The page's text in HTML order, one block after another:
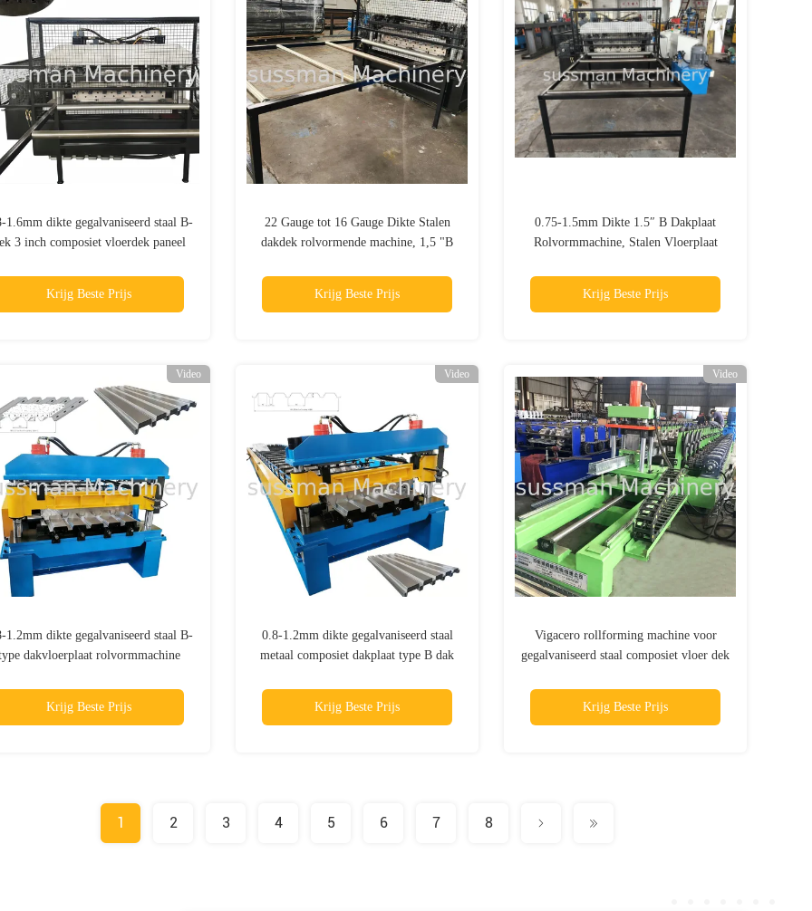
1.6mm dikte gegalvaniseerd staal B-
3 inch composiet vloerdek paneel
Krijg Beste Prijs
22 Gauge tot 16 Gauge Dikte Stalen
dakdek rolvormende machine, 1,5 "B
Krijg Beste Prijs
0.75-1.5mm Dikte 1.5″ B Dakplaat
Rolvormmachine, Stalen Vloerplaat
Krijg Beste Prijs
Video
1.2mm dikte gegalvaniseerd staal B-
dakvloerplaat rolvormmachine
Krijg Beste Prijs
Video
0.8-1.2mm dikte gegalvaniseerd staal
metaal composiet dakplaat type B dak
Krijg Beste Prijs
Video
Vigacero rollforming machine voor
gegalvaniseerd staal composiet vloer dek
Krijg Beste Prijs
1 2 3 4 5 6 7 8